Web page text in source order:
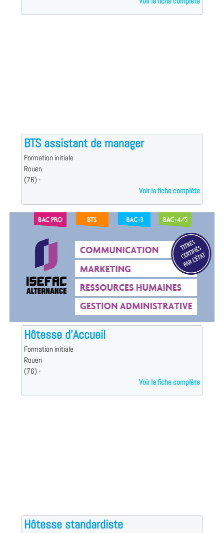
BTS assistant de manager
Formation initiale
Rouen
(76) -
Voir la fiche complète
Hôtesse d'Accueil
Formation initiale
Rouen
(76) -
Voir la fiche complète
Hôtesse standardiste